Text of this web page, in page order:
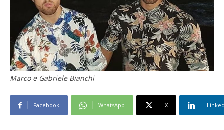
Marco e Gabriele Bianchi
Facebook WhatsApp X